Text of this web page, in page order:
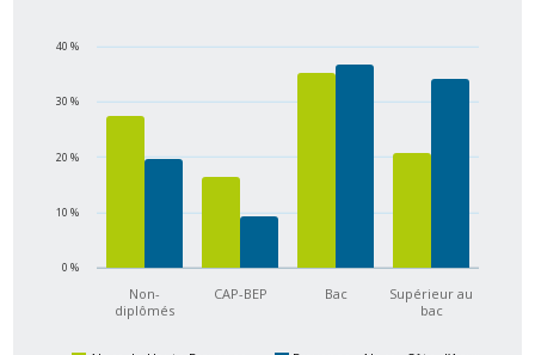
Non-
diplômés
CAP-BEP Bac
Supérieur au
bac
0 %
10 %
20 %
30 %
40 %